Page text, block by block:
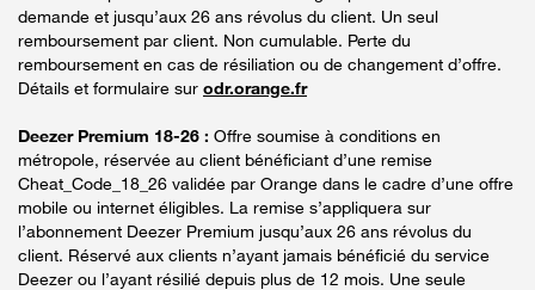
demande et jusqu’aux 26 ans révolus du client. Un seul
remboursement par client. Non cumulable. Perte du
remboursement en cas de résiliation ou de changement d’offre.
Détails et formulaire sur odr.orange.fr
Deezer Premium 18-26 : Offre soumise à conditions en
métropole, réservée au client bénéficiant d’une remise
Cheat_Code_18_26 validée par Orange dans le cadre d’une offre
mobile ou internet éligibles. La remise s’appliquera sur
l’abonnement Deezer Premium jusqu’aux 26 ans révolus du
client. Réservé aux clients n’ayant jamais bénéficié du service
Deezer ou l’ayant résilié depuis plus de 12 mois. Une seule